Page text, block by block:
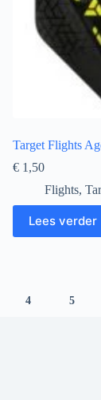
Target Flights
€1,50
Flights,
Lees verder
4 5